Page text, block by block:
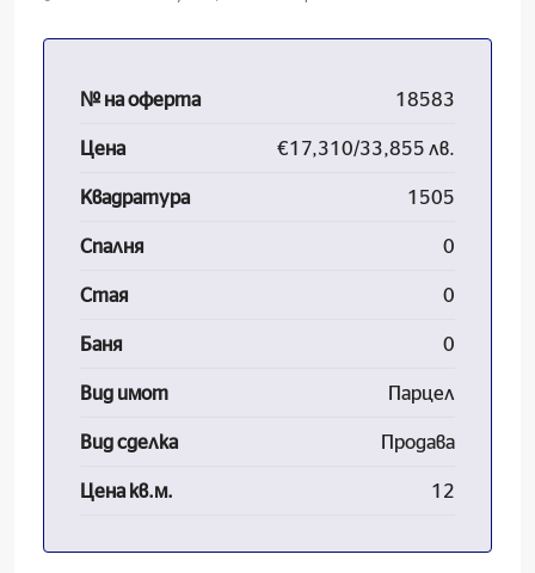
№ на оферта 18583
Цена €17,310/33,855 лв.
Квадратура 1505
Спалня 0
Стая 0
Баня 0
Вид имот Парцел
Вид сделка Продава
Цена кв.м. 12